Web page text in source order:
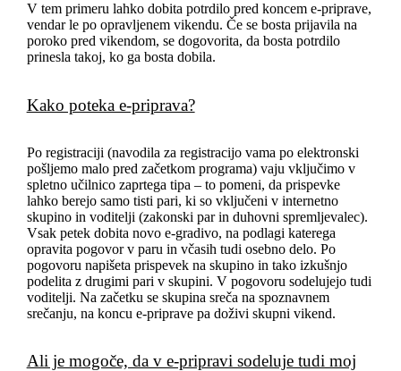
V tem primeru lahko dobita potrdilo pred koncem e-priprave,
vendar le po opravljenem vikendu. Če se bosta prijavila na
poroko pred vikendom, se dogovorita, da bosta potrdilo
prinesla takoj, ko ga bosta dobila.
Kako poteka e-priprava?
Po registraciji (navodila za registracijo vama po elektronski
pošljemo malo pred začetkom programa) vaju vključimo v
spletno učilnico zaprtega tipa – to pomeni, da prispevke
lahko berejo samo tisti pari, ki so vključeni v internetno
skupino in voditelji (zakonski par in duhovni spremljevalec).
Vsak petek dobita novo e-gradivo, na podlagi katerega
opravita pogovor v paru in včasih tudi osebno delo. Po
pogovoru napišeta prispevek na skupino in tako izkušnjo
podelita z drugimi pari v skupini. V pogovoru sodelujejo tudi
voditelji. Na začetku se skupina sreča na spoznavnem
srečanju, na koncu e-priprave pa doživi skupni vikend.
Ali je mogoče, da v e-pripravi sodeluje tudi moj